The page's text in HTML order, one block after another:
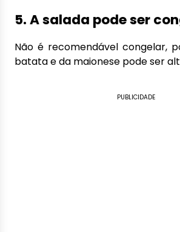
5. A salada pode ser
Não é recomendável congelar,
batata e da maionese pode ser
PUBLICIDADE